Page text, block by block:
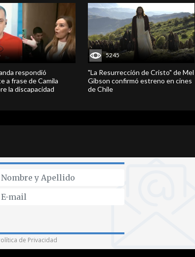
respondió
a frase de Camila
la discapacidad
5245
"La Resurrección de Cristo" de Mel
Gibson confirmó estreno en cines
de Chile
de Privacidad